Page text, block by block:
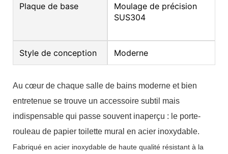
Plaque de base
Moulage de précision
SUS304
Style de conception Moderne
Au cœur de chaque salle de bains moderne et bien
entretenue se trouve un accessoire subtil mais
indispensable qui passe souvent inaperçu : le porte-
rouleau de papier toilette mural en acier inoxydable.
Fabriqué en acier inoxydable de haute qualité résistant à la